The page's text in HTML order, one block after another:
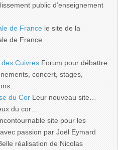
public d’enseignement
de France le site de la
de France
Cuivres Forum pour débattre
concert, stages,
du Cor Leur nouveau site…
du cor…
site pour les
passion par Joël Eymard
réalisation de Nicolas